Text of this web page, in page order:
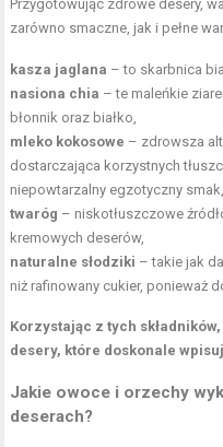
Przygotowując zdrowe desery,
zarówno smaczne, jak i pełne
kasza jaglana – to skarbnica
nasiona chia – te maleńkie
błonnik oraz białko,
mleko kokosowe – zdrowsza
dostarczająca korzystnych
niepowtarzalny egzotyczny smak,
twaróg – niskotłuszczowe
kremowych deserów,
naturalne słodziki – takie jak
niż rafinowany cukier, ponieważ
Korzystając z tych
desery, które doskonale
Jakie owoce i orzechy
deserach?